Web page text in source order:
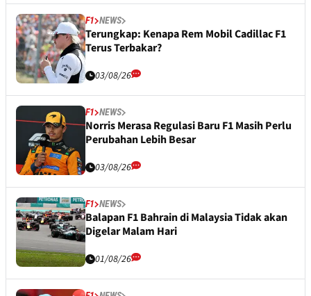
F1 NEWS
Terungkap: Kenapa Rem Mobil Cadillac F1
Terus Terbakar?
03/08/26
F1 NEWS
Norris Merasa Regulasi Baru F1 Masih Perlu
Perubahan Lebih Besar
03/08/26
F1 NEWS
Balapan F1 Bahrain di Malaysia Tidak akan
Digelar Malam Hari
01/08/26